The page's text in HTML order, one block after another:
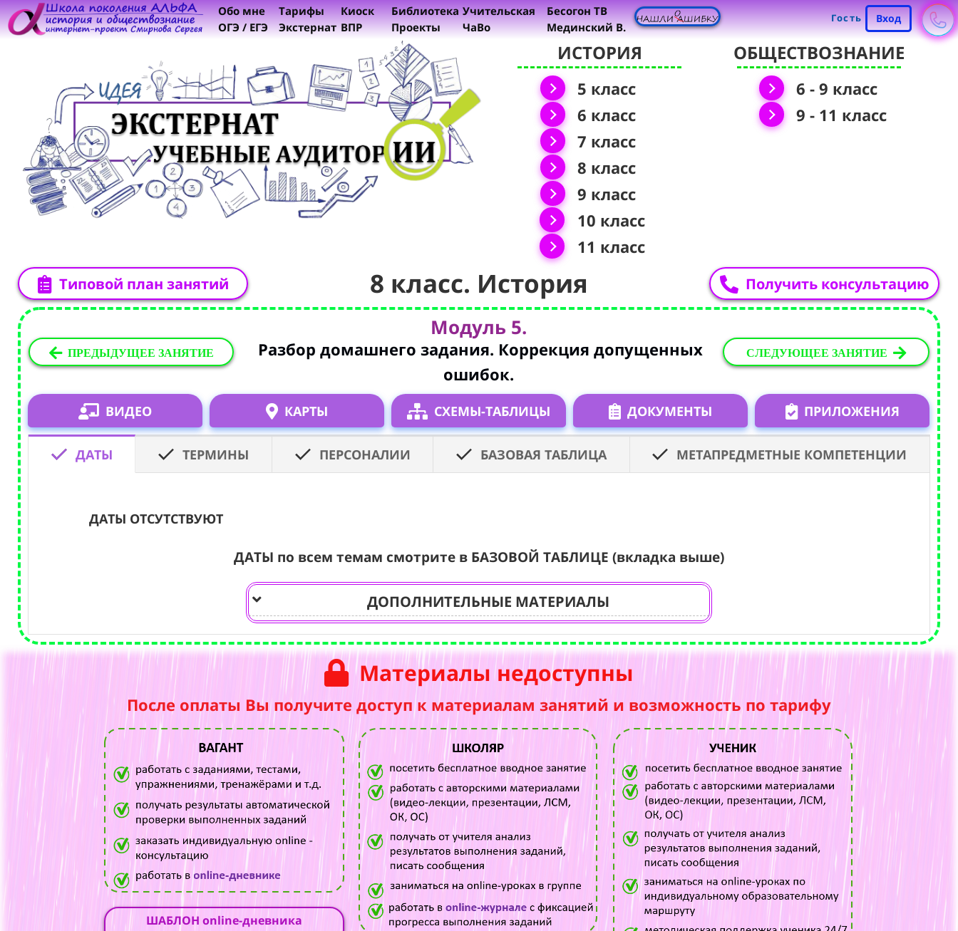
Обо мне
ОГЭ / ЕГЭ
Тарифы
Экстернат
Киоск
ВПР
Библиотека
Проекты
Учительская
ЧаВо
Бесогон ТВ
Мединский В.
Гость Вход
ИСТОРИЯ
5 класс
6 класс
7 класс
8 класс
9 класс
10 класс
11 класс
ОБЩЕСТВОЗНАНИЕ
6 - 9 класс
9 - 11 класс
Типовой план занятий 8 класс. История Получить консультацию
ПРЕДЫДУЩЕЕ ЗАНЯТИЕ
Модуль 5.
Разбор домашнего задания. Коррекция допущенных
ошибок.
СЛЕДУЮЩЕЕ ЗАНЯТИЕ
ВИДЕО КАРТЫ СХЕМЫ-ТАБЛИЦЫ ДОКУМЕНТЫ ПРИЛОЖЕНИЯ
ДАТЫ ТЕРМИНЫ ПЕРСОНАЛИИ БАЗОВАЯ ТАБЛИЦА МЕТАПРЕДМЕТНЫЕ КОМПЕТЕНЦИИ
ДАТЫ ОТСУТСТВУЮТ
ДАТЫ по всем темам смотрите в БАЗОВОЙ ТАБЛИЦЕ (вкладка выше)
ДОПОЛНИТЕЛЬНЫЕ МАТЕРИАЛЫ
Материалы недоступны
После оплаты Вы получите доступ к материалам занятий и возможность по тарифу
ШАБЛОН online-дневника